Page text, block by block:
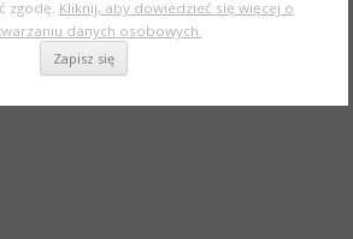
zgodę. Kliknij, aby dowiedzieć się więcej o
danych osobowych.